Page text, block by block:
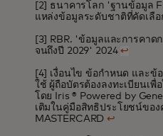
[2] ธนาคารโลก 'ฐานข้อมูล
แหล่งข้อมูลระดับชาติที่คัดเลื
[3] RBR. 'ข้อมูลและการคา
จนถึงปี 2029' 2024↩
[4] เงื่อนไข ข้อกำหนด และข้
ใช้ ผู้ถือบัตรต้องลงทะเบียนเ
โดย Iris ® Powered by
เติมในคู่มือสิทธิประโยชน์ขอ
MASTERCARD↩